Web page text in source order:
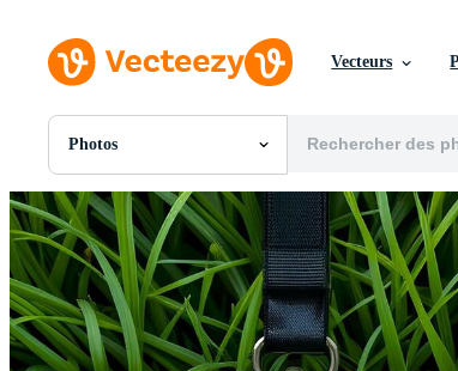
Vecteurs
Photos
Toutes Images
Photos
PNGs
PSDs
SVGs
Modèles
Vecteurs
Vidéos